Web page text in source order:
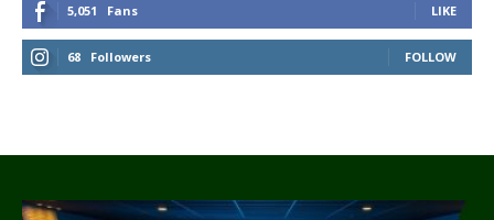
5,051 Fans LIKE
68 Followers FOLLOW